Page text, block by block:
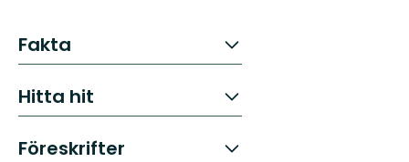
Fakta
Hitta hit
Föreskrifter